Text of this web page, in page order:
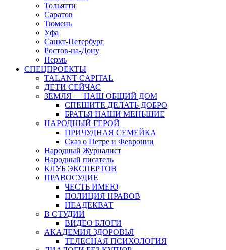
Тольятти
Саратов
Тюмень
Уфа
Санкт-Петербург
Ростов-на-Дону
Пермь
СПЕЦПРОЕКТЫ
TALANT CAPITAL
ДЕТИ СЕЙЧАС
ЗЕМЛЯ — НАШ ОБЩИЙ ДОМ
СПЕШИТЕ ДЕЛАТЬ ДОБРО
БРАТЬЯ НАШИ МЕНЬШИЕ
НАРОДНЫЙ ГЕРОЙ
ПРИЧУДНАЯ СЕМЕЙКА
Сказ о Петре и Февронии
Народный Журналист
Народный писатель
КЛУБ ЭКСПЕРТОВ
ПРАВОСУДИЕ
ЧЕСТЬ ИМЕЮ
ПОЛИЦИЯ НРАВОВ
НЕАДЕКВАТ
В СТУДИИ
ВИДЕО БЛОГИ
АКАДЕМИЯ ЗДОРОВЬЯ
ТЕЛЕСНАЯ ПСИХОЛОГИЯ